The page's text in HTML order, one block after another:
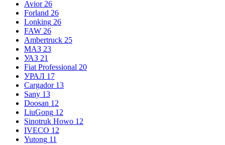
Avior 26
Forland 26
Lonking 26
FAW 26
Ambertruck 25
МАЗ 23
УАЗ 21
Fiat Professional 20
УРАЛ 17
Cargador 13
Sany 13
Doosan 12
LiuGong 12
Sinotruk Howo 12
IVECO 12
Yutong 11